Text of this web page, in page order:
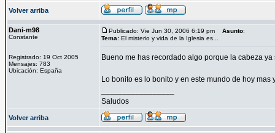
Volver arriba
Dani-m98
Constante
Registrado: 19 Oct 2005
Mensajes: 783
Ubicación: España
Publicado: Vie Jun 30, 2006 6:19 pm Asunto:
Tema: El misterio y vida de la Iglesia es...
Bueno me has recordado algo porque la cabeza
Lo bonito es lo bonito y en este mundo de hoy
Saludos
Volver arriba